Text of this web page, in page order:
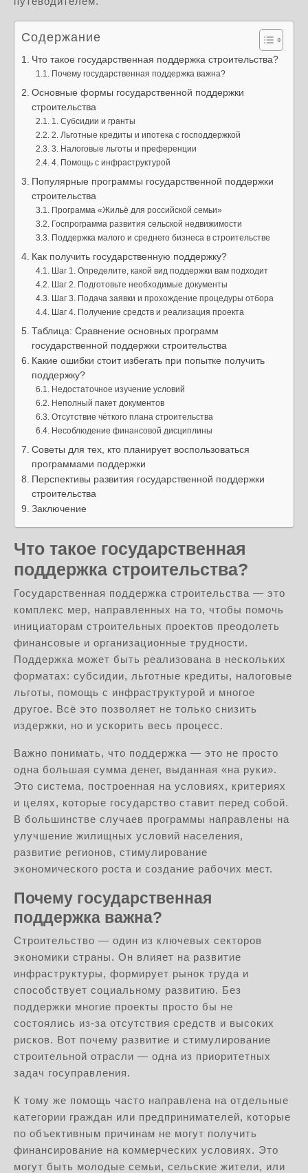
Содержание
Что такое государственная поддержка строительства?
Почему государственная поддержка важна?
Основные формы государственной поддержки
строительства
1. Субсидии и гранты
2. Льготные кредиты и ипотека с господдержкой
3. Налоговые льготы и преференции
4. Помощь с инфраструктурой
Популярные программы государственной поддержки
строительства
Программа «Жильё для российской семьи»
Госпрограмма развития сельской недвижимости
Поддержка малого и среднего бизнеса в строительстве
Как получить государственную поддержку?
Шаг 1. Определите, какой вид поддержки вам подходит
Шаг 2. Подготовьте необходимые документы
Шаг 3. Подача заявки и прохождение процедуры отбора
Шаг 4. Получение средств и реализация проекта
Таблица: Сравнение основных программ
государственной поддержки строительства
Какие ошибки стоит избегать при попытке получить
поддержку?
Недостаточное изучение условий
Неполный пакет документов
Отсутствие чёткого плана строительства
Несоблюдение финансовой дисциплины
Советы для тех, кто планирует воспользоваться
программами поддержки
Перспективы развития государственной поддержки
строительства
Заключение
Что такое государственная
поддержка строительства?
Государственная поддержка строительства — это
комплекс мер, направленных на то, чтобы помочь
инициаторам строительных проектов преодолеть
финансовые и организационные трудности.
Поддержка может быть реализована в нескольких
форматах: субсидии, льготные кредиты, налоговые
льготы, помощь с инфраструктурой и многое
другое. Всё это позволяет не только снизить
издержки, но и ускорить весь процесс.
Важно понимать, что поддержка — это не просто
одна большая сумма денег, выданная «на руки».
Это система, построенная на условиях, критериях
и целях, которые государство ставит перед собой.
В большинстве случаев программы направлены на
улучшение жилищных условий населения,
развитие регионов, стимулирование
экономического роста и создание рабочих мест.
Почему государственная
поддержка важна?
Строительство — один из ключевых секторов
экономики страны. Он влияет на развитие
инфраструктуры, формирует рынок труда и
способствует социальному развитию. Без
поддержки многие проекты просто бы не
состоялись из-за отсутствия средств и высоких
рисков. Вот почему развитие и стимулирование
строительной отрасли — одна из приоритетных
задач госуправления.
К тому же помощь часто направлена на отдельные
категории граждан или предпринимателей, которые
по объективным причинам не могут получить
финансирование на коммерческих условиях. Это
могут быть молодые семьи, сельские жители, или